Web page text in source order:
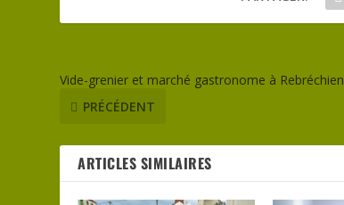
Vide-grenier et marché gastronome à Rebréchien
PRÉCÉDENT
ARTICLES SIMILAIRES